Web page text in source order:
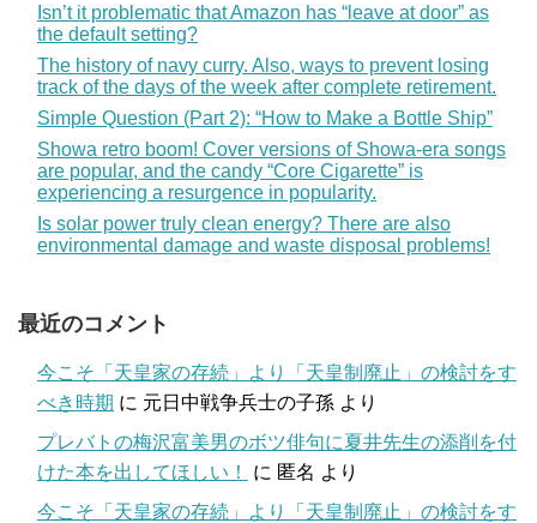
Isn’t it problematic that Amazon has “leave at door” as
the default setting?
The history of navy curry. Also, ways to prevent losing
track of the days of the week after complete retirement.
Simple Question (Part 2): “How to Make a Bottle Ship”
Showa retro boom! Cover versions of Showa-era songs
are popular, and the candy “Core Cigarette” is
experiencing a resurgence in popularity.
Is solar power truly clean energy? There are also
environmental damage and waste disposal problems!
最近のコメント
今こそ「天皇家の存続」より「天皇制廃止」の検討をす
べき時期 に 元日中戦争兵士の子孫 より
プレバトの梅沢富美男のボツ俳句に夏井先生の添削を付
けた本を出してほしい！
に 匿名 より
今こそ「天皇家の存続」より「天皇制廃止」の検討をす